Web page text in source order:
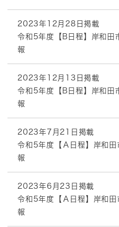
2023年12月28日掲載
令和5年度【B日程】岸和田
報
2023年12月13日掲載
令和5年度【B日程】岸和田
報
2023年7月21日掲載
令和5年度【Ａ日程】岸和
報
2023年6月23日掲載
令和5年度【Ａ日程】岸和
報